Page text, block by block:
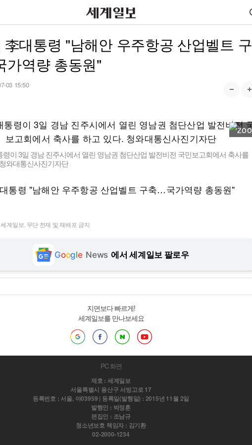
李대통령 "남해안 우주항공 산업벨트 구
역량 총동원"
03 15:50
령이 3일 경남 진주시에서 열린 영남권 첨단산업 발전비전 국민보고회에서 축사를
와대통신사진기자단
통령 "남해안 우주항공 산업벨트 구축…국가역량 총동원"
계일보. 무단 전재 및 재배포 금지
Google News 에서 세계일보 팔로우
지면보다 빠르게!
세계일보를 만나보세요
PC 화면
제호 : 세계일보
서울특별시 용산구 서빙고로 17
등록번호 : 서울, 아03959 | 등록일(발행일) : 2015년 11월 2일
발행인 : 박정훈
편집인 : 조남규
청소년보호 책임자 : 김기환
02-2000-1234